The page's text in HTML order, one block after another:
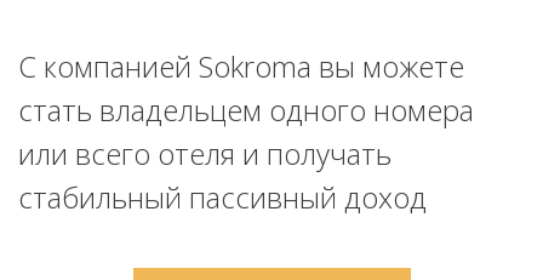
С компанией Sokroma вы можете
стать владельцем одного номера
или всего отеля и получать
стабильный пассивный доход